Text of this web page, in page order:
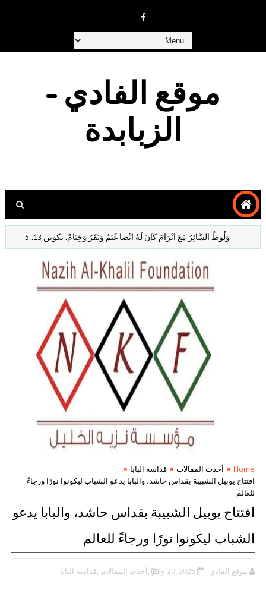
موقع الفادي -
الزبابدة
وَلُوطٌ السَّائِرُ مَعَ ابْرَامَ كَانَ لَهُ ايْضا غَنَمٌ وَبَقَرٌ وَخِيَامٌ. تكوين 13: 5
Home أحدث المقالات
قداسة البابا
افتتاح يوبيل الشبيبة بقداس حاشد، والبابا يدعو الشباب ليكونوا نورًا ورجاءً
للعالم
افتتاح يوبيل الشبيبة بقداس حاشد، والبابا يدعو
الشباب ليكونوا نورًا ورجاءً للعالم
موقع الفادي July 29, 2025 ,أحدث المقالات ,قداسة البابا